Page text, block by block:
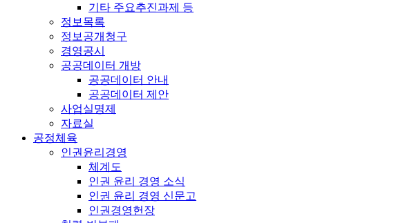
기타 주요추진과제 등
정보목록
정보공개청구
경영공시
공공데이터 개방
공공데이터 안내
공공데이터 제안
사업실명제
자료실
공정체육
인권윤리경영
체계도
인권 윤리 경영 소식
인권 윤리 경영 신문고
인권경영헌장